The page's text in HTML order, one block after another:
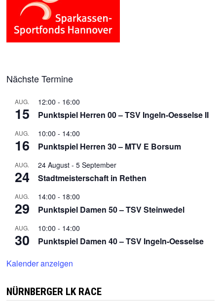
Nächste Termine
AUG.
15
12:00 - 16:00
Punktspiel Herren 00 – TSV Ingeln-Oesselse II
AUG.
16
10:00 - 14:00
Punktspiel Herren 30 – MTV E Borsum
AUG.
24
24 August- 5 September
Stadtmeisterschaft in Rethen
AUG.
29
14:00 - 18:00
Punktspiel Damen 50 – TSV Steinwedel
AUG.
30
10:00 - 14:00
Punktspiel Damen 40 – TSV Ingeln-Oesselse
Kalender anzeigen
NÜRNBERGER LK RACE